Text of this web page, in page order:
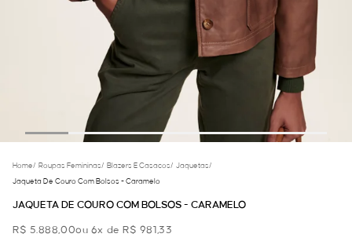
Home/ Roupas Femininas/ Blazers E Casacos/ Jaquetas/
Jaqueta De Couro Com Bolsos - Caramelo
JAQUETA DE COURO COM BOLSOS - CARAMELO
R$ 5.888,00ou 6x de R$ 981,33